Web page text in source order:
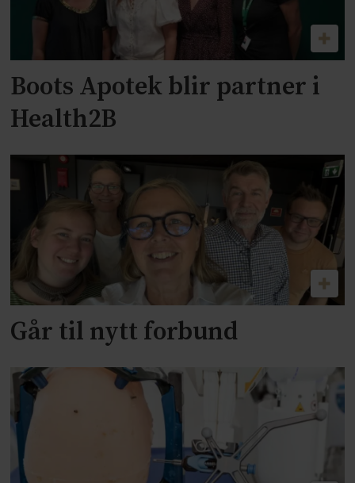
Boots Apotek blir partner i
Health2B
Går til nytt forbund